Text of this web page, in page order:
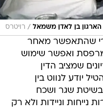
הארגון בן לאדן משמאל / רויטרס
שהתאפשר מאחר
ואפשר שימוש
שמציב הדין
יודע לנווט בין
בשיטת שגר ושכח
נייחות וניידות ולא רק